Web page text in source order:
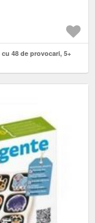
48 de provocari, 5+